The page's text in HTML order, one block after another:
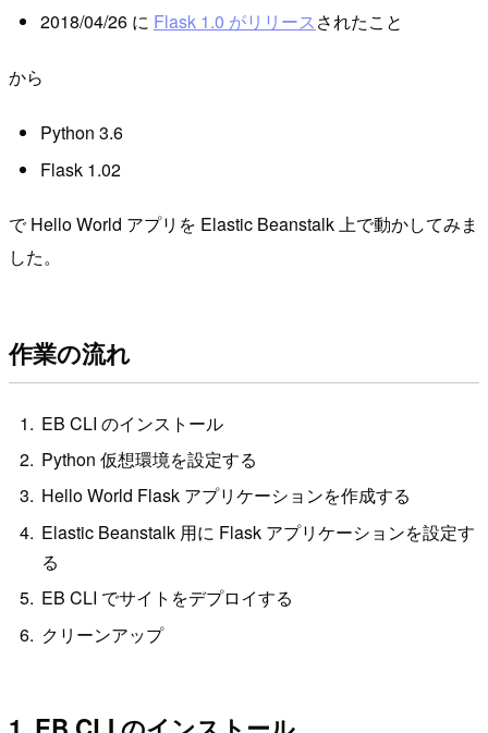
2018/04/26 に Flask 1.0 がリリースされたこと
から
Python 3.6
Flask 1.02
で Hello World アプリを Elastic Beanstalk 上で動かしてみま
した。
作業の流れ
EB CLI のインストール
Python 仮想環境を設定する
Hello World Flask アプリケーションを作成する
Elastic Beanstalk 用に Flask アプリケーションを設定す
る
EB CLI でサイトをデプロイする
クリーンアップ